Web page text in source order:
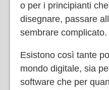
o per i principianti
disegnare, passare
sembrare complicato.
Esistono così tante
mondo digitale, sia
software che per